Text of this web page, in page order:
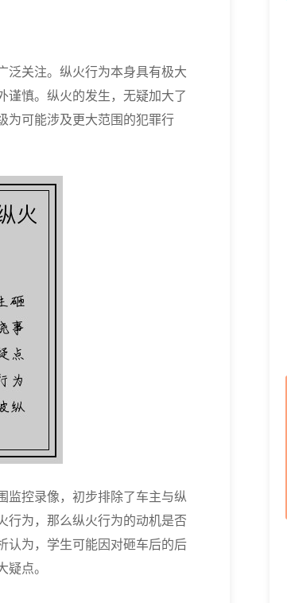
泛关注。纵火行为本身具有极大
谨慎。纵火的发生，无疑加大了
为可能涉及更大范围的犯罪行
监控录像，初步排除了车主与纵
行为，那么纵火行为的动机是否
认为，学生可能因对砸车后的后
点。